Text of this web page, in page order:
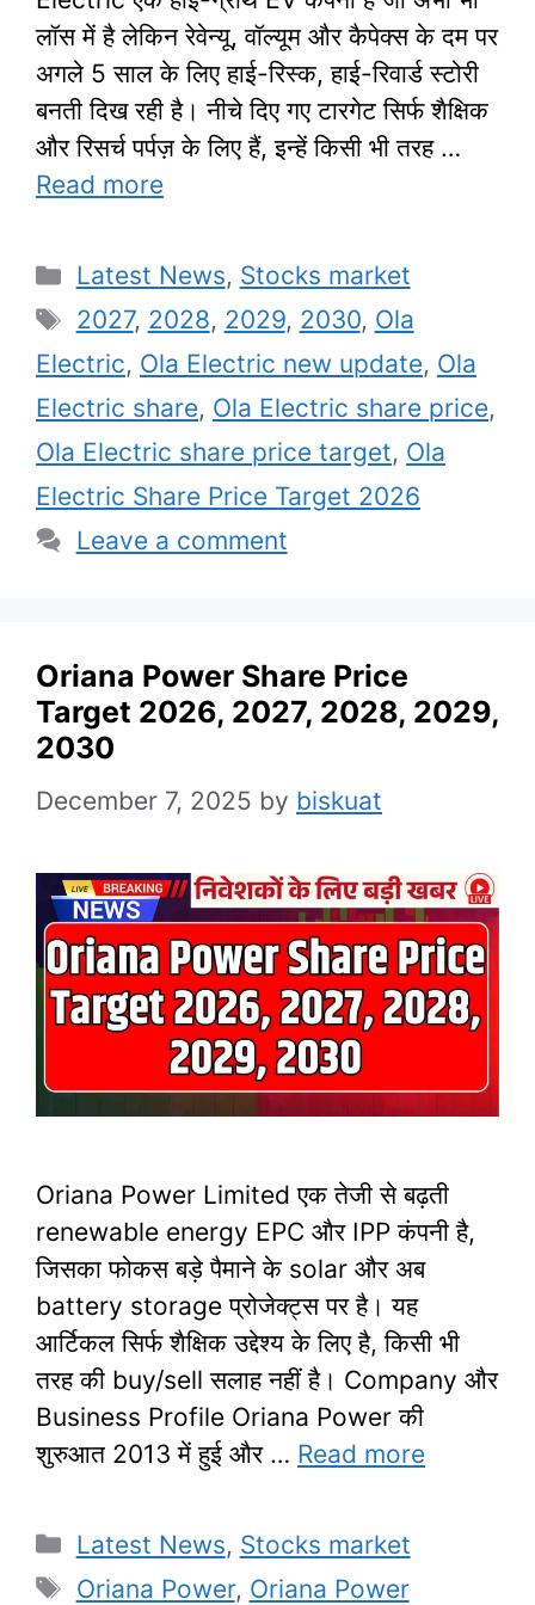
लॉस में है लेकिन रेवेन्यू, वॉल्यूम और कैपेक्स के दम पर
अगले 5 साल के लिए हाई-रिस्क, हाई-रिवार्ड स्टोरी
बनती दिख रही है। नीचे दिए गए टारगेट सिर्फ शैक्षिक
और रिसर्च पर्पज़ के लिए हैं, इन्हें किसी भी तरह …
Read more
Categories
Latest News, Stocks market
Tags
2027, 2028, 2029, 2030, Ola
Electric, Ola Electric new update, Ola
Electric share, Ola Electric share price,
Ola Electric share price target, Ola
Electric Share Price Target 2026
Leave a comment
Oriana Power Share Price
Target 2026, 2027, 2028, 2029,
2030
December 7, 2025 by biskuat
Oriana Power Limited एक तेजी से बढ़ती
renewable energy EPC और IPP कंपनी है,
जिसका फोकस बड़े पैमाने के solar और अब
battery storage प्रोजेक्ट्स पर है। यह
आर्टिकल सिर्फ शैक्षिक उद्देश्य के लिए है, किसी भी
तरह की buy/sell सलाह नहीं है।​ Company और
Business Profile Oriana Power की
शुरुआत 2013 में हुई और … Read more
Categories
Latest News, Stocks market
Tags
Oriana Power, Oriana Power